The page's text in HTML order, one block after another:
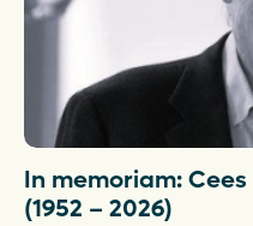
In memoriam:
(1952 – 2026)